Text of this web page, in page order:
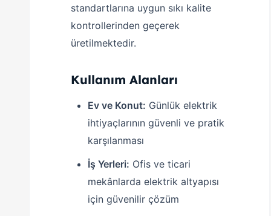
standartlarına uygun sıkı kalite
kontrollerinden geçerek
üretilmektedir.
Kullanım Alanları
Ev ve Konut: Günlük elektrik
ihtiyaçlarının güvenli ve pratik
karşılanması
İş Yerleri: Ofis ve ticari
mekânlarda elektrik altyapısı
için güvenilir çözüm